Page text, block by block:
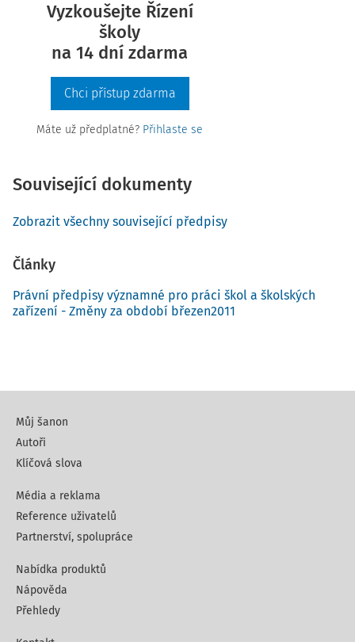
Vyzkoušejte Řízení
školy
na 14 dní zdarma
Chci přístup zdarma
Máte už předplatné? Přihlaste se
Související dokumenty
Zobrazit všechny související předpisy
Články
Právní předpisy významné pro práci škol a školských
zařízení - Změny za období březen2011
Můj šanon
Autoři
Klíčová slova
Média a reklama
Reference uživatelů
Partnerství, spolupráce
Nabídka produktů
Nápověda
Přehledy